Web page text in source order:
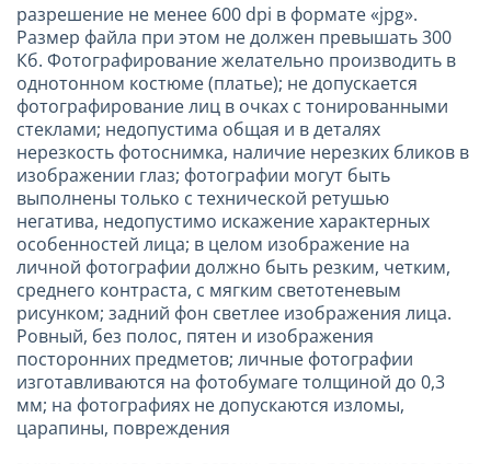
разрешение не менее 600 dpi в формате «jpg».
Размер файла при этом не должен превышать 300
Кб. Фотографирование желательно производить в
однотонном костюме (платье); не допускается
фотографирование лиц в очках с тонированными
стеклами; недопустима общая и в деталях
нерезкость фотоснимка, наличие нерезких бликов в
изображении глаз; фотографии могут быть
выполнены только с технической ретушью
негатива, недопустимо искажение характерных
особенностей лица; в целом изображение на
личной фотографии должно быть резким, четким,
среднего контраста, с мягким светотеневым
рисунком; задний фон светлее изображения лица.
Ровный, без полос, пятен и изображения
посторонних предметов; личные фотографии
изготавливаются на фотобумаге толщиной до 0,3
мм; на фотографиях не допускаются изломы,
царапины, повреждения